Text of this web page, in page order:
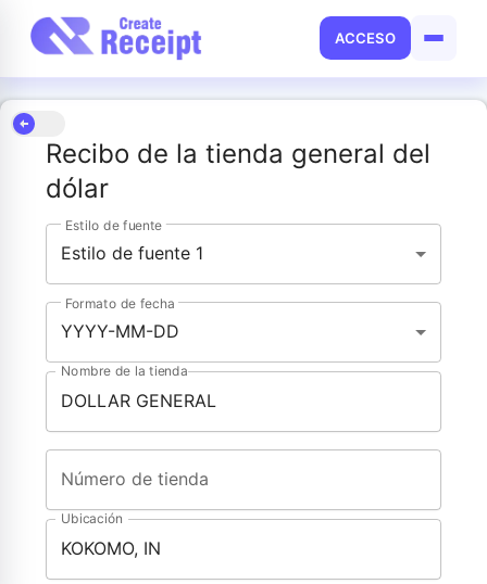
ACCESO
Recibo de la tienda general del
dólar
Estilo de fuente
Estilo de fuente 1
Formato de fecha
YYYY-MM-DD
Nombre de la tienda
Número de tienda
Ubicación